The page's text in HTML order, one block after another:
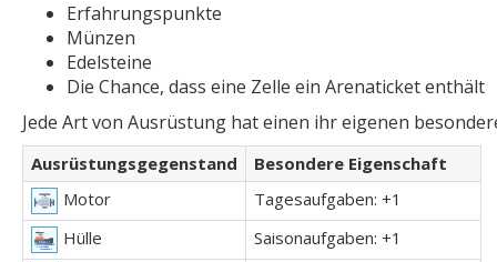
Erfahrungspunkte
Münzen
Edelsteine
Die Chance, dass eine Zelle ein Arenaticket enthält
Jede Art von Ausrüstung hat einen ihr eigenen
Ausrüstungsgegenstand
Besondere Eigenschaft
Motor
Tagesaufgaben: +1
Hülle
Saisonaufgaben: +1